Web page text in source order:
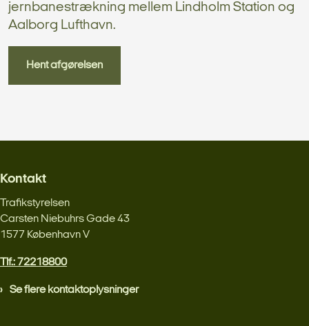
jernbanestrækning mellem Lindholm Station og
Aalborg Lufthavn.
Hent afgørelsen
Kontakt
Trafikstyrelsen
Carsten Niebuhrs Gade 43
1577 København V
Tlf.: 72218800
Se flere kontaktoplysninger